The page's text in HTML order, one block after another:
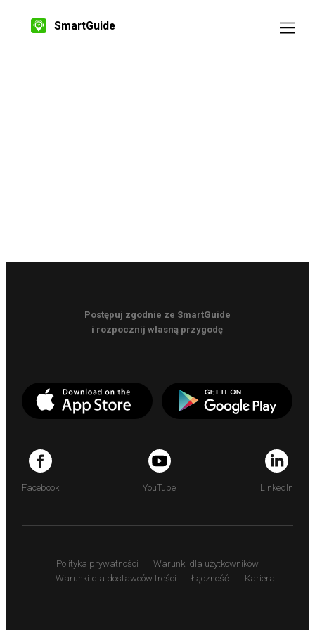
SmartGuide
Postępuj zgodnie ze SmartGuide
i rozpocznij własną przygodę
Facebook YouTube LinkedIn
Polityka prywatności
Warunki dla użytkowników
Warunki dla dostawców treści
Łączność Kariera